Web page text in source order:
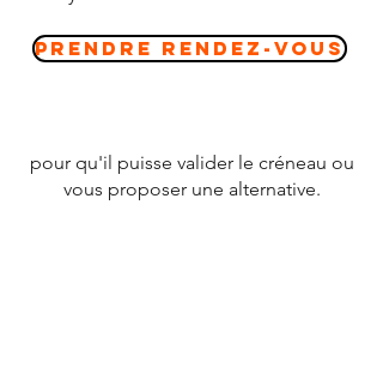
Prendre Rendez-vous
pour qu'il puisse valider le créneau ou
vous proposer une alternative.